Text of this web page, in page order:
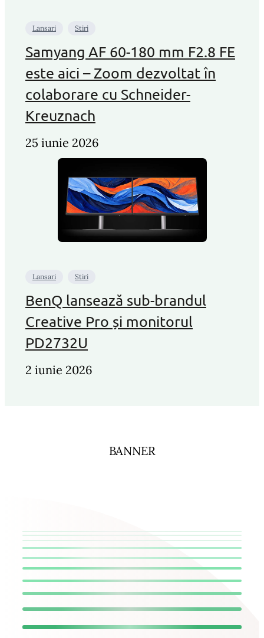
Lansari Stiri
Samyang AF 60-180 mm F2.8 FE
este aici – Zoom dezvoltat în
colaborare cu Schneider-
Kreuznach
25 iunie 2026
Lansari Stiri
BenQ lansează sub-brandul
Creative Pro și monitorul
PD2732U
2 iunie 2026
BANNER